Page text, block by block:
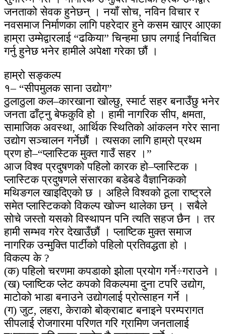
जनताको सेवक हुनेछन् । नयाँ सोच, नविन विचार र
नवसमाज निर्माणका लागि पहरेदार हुने कसम खाएर आएका
हाम्रा उम्मेद्वारलाई “ढकिया” चिन्हमा छाप लगाई निर्वाचित
गर्नु हुनेछ भनेर हामीले अपेक्षा गरेका छौं ।
हाम्रो सङ्कल्प
१– “सीपमुलक साना उद्योग”
ठुलाठुला कल–कारखाना खोल्छु, स्मार्ट सहर बनाउँछु भनेर
जनता ढाँट्नु बेफकुवि हो । हामी नागरिक सीप, क्षमता,
सामाजिक अवस्था, आर्थिक स्थितिको आंकलन गरेर साना
उद्योग सञ्चालन गर्नेछौं । त्यसका लागि हाम्रो प्रथम
प्रण हो–“प्लास्टिक मुक्त गाउँ सहर ।”
आज विश्व प्रदुषणको पहिलो कारक हो–प्लास्टिक ।
प्लास्टिक प्रदुषणले संसारका बडेबडे वैज्ञानिकको
मथिङगल खाइदिएको छ । अहिले विश्वको ठूला राष्ट्रले
समेत प्लास्टिकको विकल्प खोज्न थालेका छन् । सबैले
सोचे जस्तो यसको विस्थापन पनि त्यति सहज छैन । तर
हामी सम्भव गरेर देखाउँछौं । प्लाष्टिक मुक्त समाज
नागरिक उन्मुक्ति पार्टीको पहिलो प्रतिवद्धता हो ।
विकल्प के ?
(क) पहिलो चरणमा कपडाको झोला प्रयोग गर्ने÷गराउने ।
(ख) प्लाष्टिक प्लेट कपको विकल्पमा दुना टपरि उद्योग,
माटोको भाडा बनाउने उद्योगलाई प्रोत्साहन गर्ने ।
(ग) जुट, लहरा, केराको बोक्राबाट बनाइने परम्परागत
सीपलाई रोजगारमा परिणत गरि ग्रामिण जनतालाई